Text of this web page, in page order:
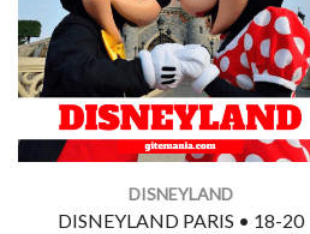
DISNEYLAND
DISNEYLAND PARIS • 18-20